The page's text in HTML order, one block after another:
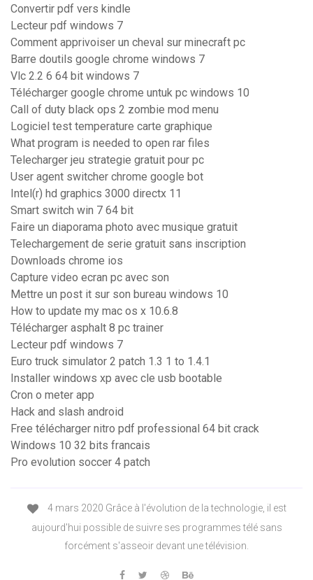
Convertir pdf vers kindle
Lecteur pdf windows 7
Comment apprivoiser un cheval sur minecraft pc
Barre doutils google chrome windows 7
Vlc 2.2 6 64 bit windows 7
Télécharger google chrome untuk pc windows 10
Call of duty black ops 2 zombie mod menu
Logiciel test temperature carte graphique
What program is needed to open rar files
Telecharger jeu strategie gratuit pour pc
User agent switcher chrome google bot
Intel(r) hd graphics 3000 directx 11
Smart switch win 7 64 bit
Faire un diaporama photo avec musique gratuit
Telechargement de serie gratuit sans inscription
Downloads chrome ios
Capture video ecran pc avec son
Mettre un post it sur son bureau windows 10
How to update my mac os x 10.6.8
Télécharger asphalt 8 pc trainer
Lecteur pdf windows 7
Euro truck simulator 2 patch 1.3 1 to 1.4.1
Installer windows xp avec cle usb bootable
Cron o meter app
Hack and slash android
Free télécharger nitro pdf professional 64 bit crack
Windows 10 32 bits francais
Pro evolution soccer 4 patch
4 mars 2020 Grâce à l'évolution de la technologie, il est
aujourd'hui possible de suivre ses programmes télé sans
forcément s'asseoir devant une télévision.